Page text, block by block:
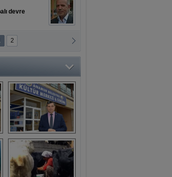
devre
2
Mahsun
Kırmızıgül’ün
filmine başkan
Mehmet Türe’den
sansür!